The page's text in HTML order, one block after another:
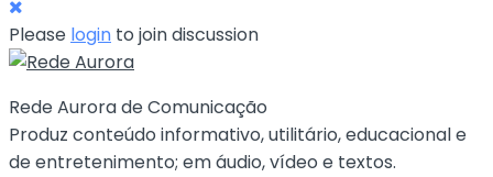
Please login to join discussion
Rede Aurora de Comunicação
Produz conteúdo informativo, utilitário, educacional e
de entretenimento; em áudio, vídeo e textos.